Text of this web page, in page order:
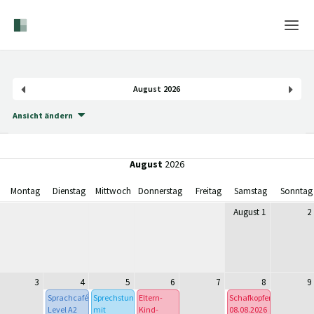
Sprache
August 2026
Ansicht ändern
August 2026
Montag Dienstag Mittwoch Donnerstag Freitag Samstag Sonntag
3 4 5 6 7
August 1
8
2
9
Sprachcafé
Level A2
Sprechstunde
mit
Eltern-
Kind-
Schafkopfen
08.08.2026